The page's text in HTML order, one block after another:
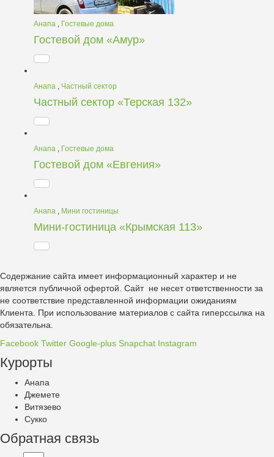
Анапа , Гостевые дома
Гостевой дом «Амур»
Анапа , Частный сектор
Частный сектор «Терская 132»
Анапа , Гостевые дома
Гостевой дом «Евгения»
Анапа , Мини гостиницы
Мини-гостиница «Крымская 113»
Содержание сайта имеет информационный характер и не
является публичной офертой. Сайт не несет ответственности за
не соответствие представленной информации ожиданиям
Клиента. При использование материалов с сайта гиперссылка на
обязательна.
Facebook Twitter Google-plus Snapchat Instagram
Курорты
Анапа
Джемете
Витязево
Сукко
Обратная связь